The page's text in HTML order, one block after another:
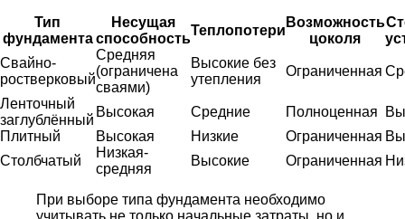
Тип
фундамента
Несущая
способность
Теплопотери
Возможность
цоколя
Свайно-
ростверковый
Средняя
(ограничена
сваями)
Высокие без
утепления
Ограниченная
Ленточный
заглублённый
Высокая Средние Полноценная
Плитный
Высокая Низкие Ограниченная
Столбчатый
Низкая-
средняя
Высокие Ограниченная
При выборе типа фундамента необходимо
учитывать не только начальные затраты, но и